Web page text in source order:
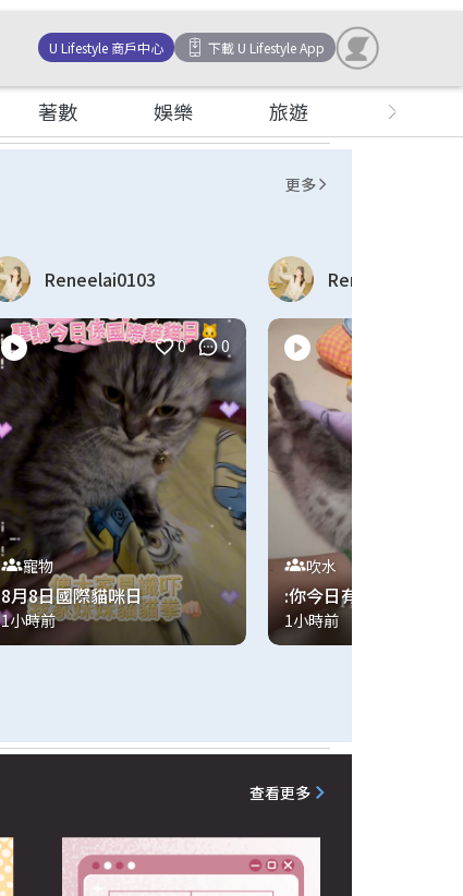
U Lifestyle 商戶中心 下載 U Lifestyle App
著數 娛樂 旅遊 女生
更多
Reneelai0103
0 0
寵物
8月8日國際貓咪日
1小時前
Reneelai0103
吹水
:你今日有咩do?I have
nothing to do ...
1小時前
查看更多